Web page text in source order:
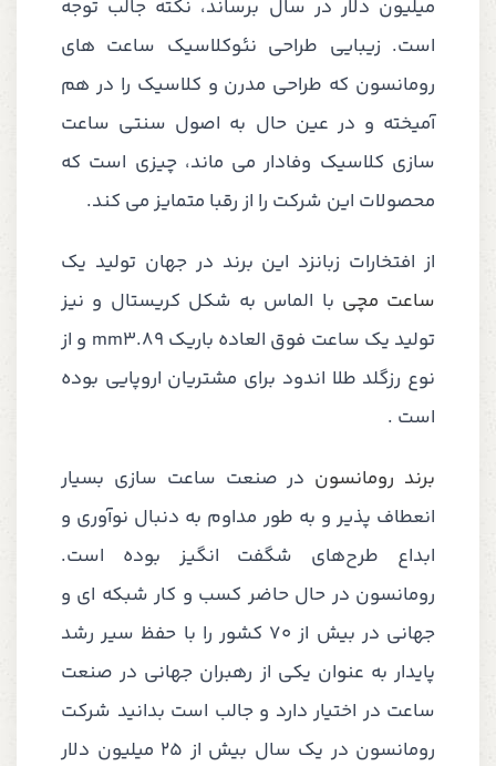
میلیون دلار در سال برساند، نکته جالب توجه
است. زیبایی طراحی نئوکلاسیک ساعت های
رومانسون که طراحی مدرن و کلاسیک را در هم
آمیخته و در عین حال به اصول سنتی ساعت
سازی کلاسیک وفادار می ماند، چیزی است که
محصولات این شرکت را از رقبا متمایز می کند.
از افتخارات زبانزد این برند در جهان تولید یک
ساعت مچی با الماس به شکل کریستال و نیز
تولید یک ساعت فوق العاده باریک 3.89
mm و از
نوع رزگلد طلا اندود برای مشتریان اروپایی بوده
است .
برند رومانسون در صنعت ساعت سازی بسیار
انعطاف پذیر و به طور مداوم به دنبال نوآوری و
ابداع طرح‌های شگفت انگیز بوده است.
رومانسون در حال حاضر کسب و کار شبکه ای و
جهانی در بیش از 70 کشور را با حفظ سیر رشد
پایدار به عنوان یکی از رهبران جهانی در صنعت
ساعت در اختیار دارد و جالب است بدانید شرکت
رومانسون در یک سال بیش از 25 میلیون دلار